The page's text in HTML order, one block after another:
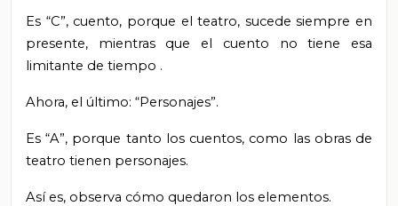
Es “C”, cuento, porque el teatro, sucede siempre en
presente, mientras que el cuento no tiene esa
limitante de tiempo .
Ahora, el último: “Personajes”.
Es“A”, porque tanto los cuentos, como las obras de
teatro tienen personajes.
Así es, observa cómo quedaron los elementos.